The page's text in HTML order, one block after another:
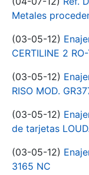
Metales
(03-05-12)
CERTILINE 2
(03-05-12)
RISO MOD.
(03-05-12)
de tarjetas
(03-05-12)
3165 NC